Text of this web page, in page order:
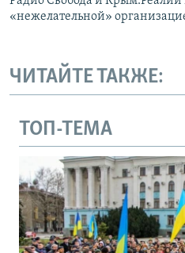
«нежелательной»
ЧИТАЙТЕ ТАКЖЕ:
ТОП-ТЕМА